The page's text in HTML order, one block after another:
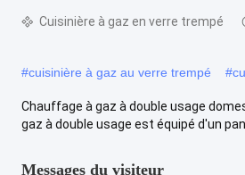
Cuisinière à gaz en verre trempé
#cuisinière à gaz au verre trempé #
Chauffage à gaz à double usage
gaz à double usage est équipé d'un
Messages du visiteur